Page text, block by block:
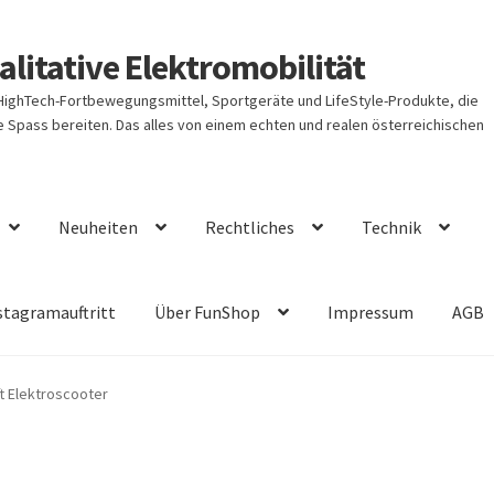
Elektromobilität
Fortbewegungsmittel, Sportgeräte und LifeStyle-Produkte, die
bereiten. Das alles von einem echten und realen österreichischen
Neuheiten Rechtliches Technik
Über FunShop Impressum AGB
Elektroscooter